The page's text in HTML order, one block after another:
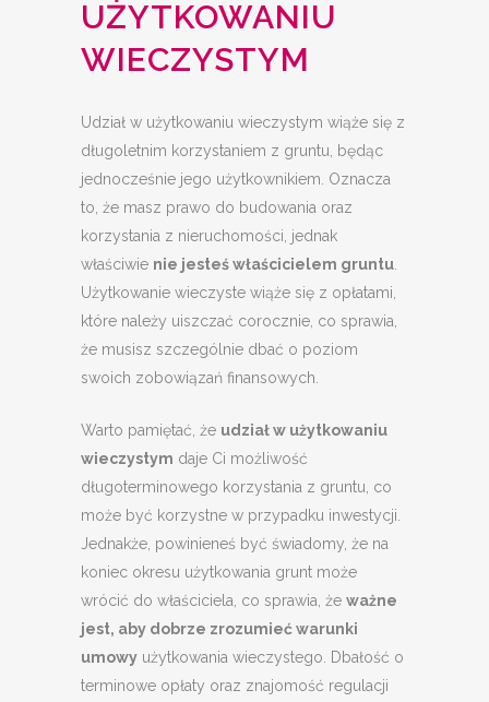
UŻYTKOWANIU
WIECZYSTYM
Udział w użytkowaniu wieczystym wiąże się z
długoletnim korzystaniem z gruntu, będąc
jednocześnie jego użytkownikiem. Oznacza
to, że masz prawo do budowania oraz
korzystania z nieruchomości, jednak
właściwie nie jesteś właścicielem gruntu
Użytkowanie wieczyste wiąże się z opłatami,
które należy uiszczać corocznie, co sprawia,
że musisz szczególnie dbać o poziom
swoich zobowiązań finansowych.
Warto pamiętać, że udział w użytkowaniu
wieczystym daje Ci możliwość
długoterminowego korzystania z gruntu, co
może być korzystne w przypadku inwestycji.
Jednakże, powinieneś być świadomy, że na
koniec okresu użytkowania grunt może
wrócić do właściciela, co sprawia, że ważne
jest, aby dobrze zrozumieć warunki
umowy użytkowania wieczystego. Dbałość o
terminowe opłaty oraz znajomość regulacji